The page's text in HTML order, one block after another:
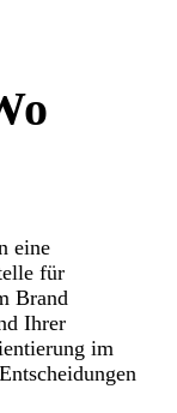
eine
für
Brand
Ihrer
im